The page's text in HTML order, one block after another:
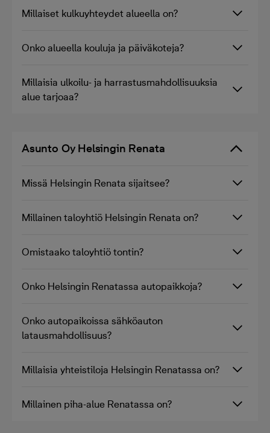
Millaiset kulkuyhteydet alueella on?
Onko alueella kouluja ja päiväkoteja?
Millaisia ulkoilu- ja harrastusmahdollisuuksia
alue tarjoaa?
Asunto Oy Helsingin Renata
Missä Helsingin Renata sijaitsee?
Millainen taloyhtiö Helsingin Renata on?
Omistaako taloyhtiö tontin?
Onko Helsingin Renatassa autopaikkoja?
Onko autopaikoissa sähköauton
latausmahdollisuus?
Millaisia yhteistiloja Helsingin Renatassa on?
Millainen piha-alue Renatassa on?